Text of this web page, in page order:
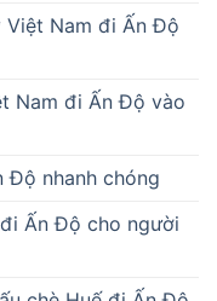
Việt Nam đi Ấn Độ
Nam đi Ấn Độ vào
Độ nhanh chóng
Ấn Độ cho người